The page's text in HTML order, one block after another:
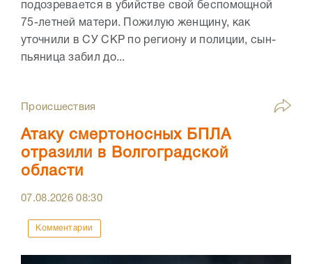
подозревается в убийстве свой беспомощной
75-летней матери. Пожилую женщину, как
уточнили в СУ СКР по региону и полиции, сын-
пьяница забил до...
Происшествия
Атаку смертоносных БПЛА
отразили в Волгоградской
области
07.08.202608:30
Комментарии